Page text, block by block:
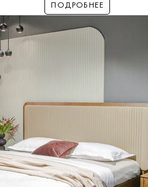
ПОДРОБНЕЕ